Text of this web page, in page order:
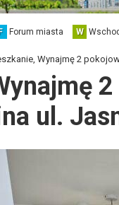
Forum miasta W
Wynajmę 2
ul.